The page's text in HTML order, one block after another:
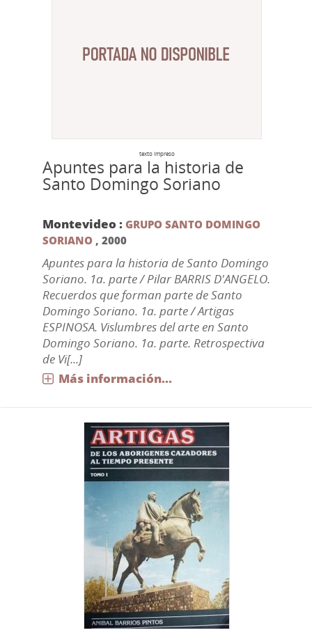
texto impreso
Apuntes para la historia de
Santo Domingo Soriano
Montevideo : GRUPO SANTO DOMINGO
SORIANO , 2000
Apuntes para la historia de Santo Domingo
Soriano. 1a. parte / Pilar BARRIS D'ANGELO.
Recuerdos que forman parte de Santo
Domingo Soriano. 1a. parte / Artigas
ESPINOSA. Vislumbres del arte en Santo
Domingo Soriano. 1a. parte. Retrospectiva
de Vi[...]
Más información...